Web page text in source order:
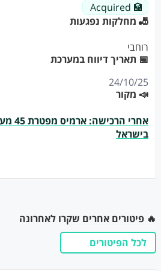
🏦 Acquired
🎳 מחלקות נפגעות
רוחבי
📅 תאריך דיווח במערכת
24/10/25
📣 מקור
אחרי
בישראל
🔥 פיטורים אחרים שקרו לאחרונה
לכל הפיטורים